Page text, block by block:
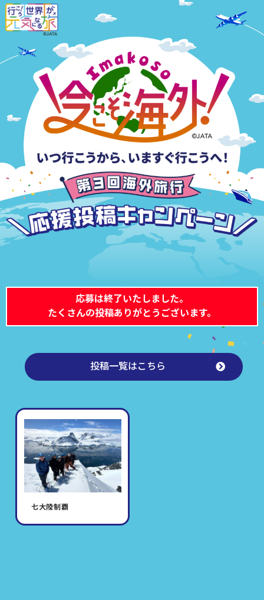
応募は終了いたしました。
たくさんの投稿ありがとうございます。
投稿一覧はこちら
七大陸制覇